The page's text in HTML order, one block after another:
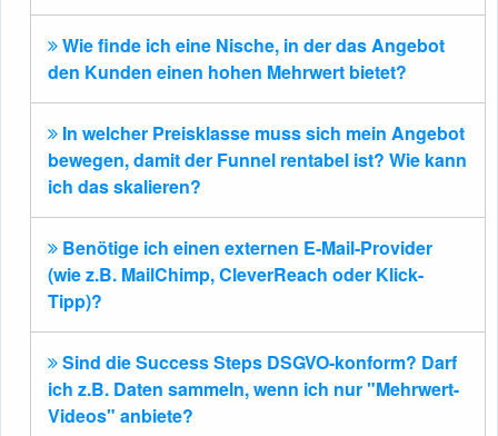
Wie finde ich eine Nische, in der das Angebot
den Kunden einen hohen Mehrwert bietet?
In welcher Preisklasse muss sich mein Angebot
bewegen, damit der Funnel rentabel ist? Wie kann
ich das skalieren?
Benötige ich einen externen E-Mail-Provider
(wie z.B. MailChimp, CleverReach oder Klick-
Tipp)?
Sind die Success Steps DSGVO-konform? Darf
ich z.B. Daten sammeln, wenn ich nur "Mehrwert-
Videos" anbiete?